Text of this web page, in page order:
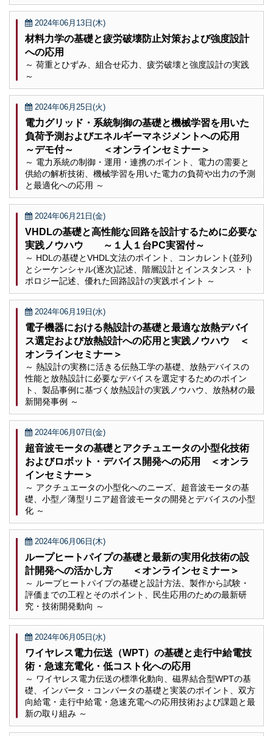
2024年06月13日(木)
材料力学の基礎と疲労破壊防止対策および強度設計
への応用
～ 荷重とひずみ、組合せ応力、疲労破壊と強度設計の実践
～
2024年06月25日(火)
電力グリッド・系統制御の基礎と機械学習を用いた
負荷予測およびエネルギーマネジメントへの応用
～デモ付～ ＜オンラインセミナー＞
～ 電力系統の制御・運用・連携のポイント、電力の需要と
供給の解析技術、機械学習を用いた電力の負荷や出力の予測
と最適化への応用 ～
2024年06月21日(金)
VHDLの基礎と高性能な回路を設計するために必要な
実践ノウハウ ～１人１台PC実習付～
～ HDLの基礎とVHDL文法のポイント、コンカレント(並列)
とシーケンシャル(逐次)記述、階層設計とインスタンス・ト
ポロジー記述、優れた回路設計の実践ポイント ～
2024年06月19日(水)
電子機器における熱設計の基礎と最適な放熱デバイ
ス選定および放熱設計への応用と実践ノウハウ ＜
オンラインセミナー＞
～ 熱設計の実務に活きる伝熱工学の基礎、放熱デバイスの
性能と放熱設計に必要なデバイスを選定するためのポイン
ト、製品事例に基づく放熱設計の実践ノウハウ、放熱材の最
新開発事例 ～
2024年06月07日(金)
超音波モータの基礎とアクチュエータの小型化技術
およびロボット・デバイス開発への応用 ＜オンラ
インセミナー＞
～ アクチュエータの小型化へのニーズ、超音波モータの基
礎、小型／薄型リニア超音波モータの開発とデバイスの小型
化 ～
2024年06月06日(木)
ループヒートパイプの基礎と最新の実用化技術の設
計開発への活かし方 ＜オンラインセミナー＞
～ ループヒートパイプの基礎と設計方法、製作から試験・
評価までの工程とそのポイント、民生応用のための最新研
究・技術開発動向 ～
2024年06月05日(水)
ワイヤレス電力伝送（WPT）の基礎と走行中給電技
術・急速充電化・低コスト化への応用
～ ワイヤレス電力伝送の標準化動向、磁界結合型WPTの基
礎、インバータ・コンバータの基礎と実装のポイント、双方
向給電・走行中給電・急速充電への応用技術および課題と最
新の取り組み ～